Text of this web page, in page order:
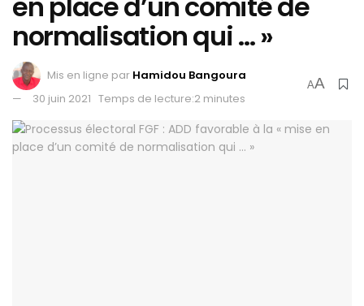
normalisation qui … »
Mis en ligne par Hamidou Bangoura
30 juin 2021 Temps de lecture:2 minutes
AA